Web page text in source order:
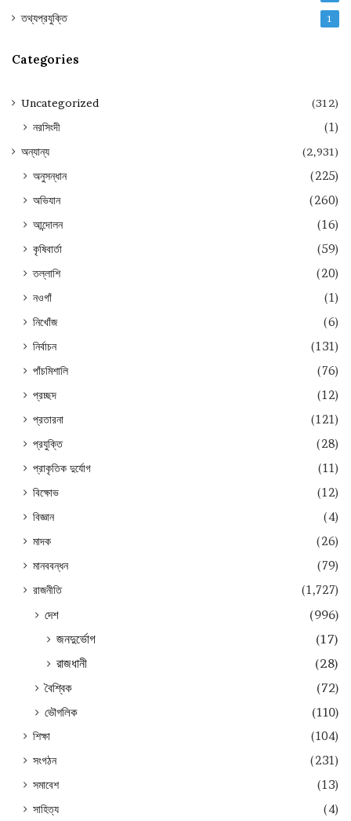
তথ্যপ্রযুক্তি 1
Categories
Uncategorized (312)
নরসিংদী (1)
অন্যান্য (2,931)
অনুসন্ধান
(225)
অভিযান
(260)
আন্দোলন
(16)
কৃষিবার্তা
(59)
তল্লাশি
(20)
নওগাঁ
(1)
নিখোঁজ
(6)
নির্বাচন
(131)
পাঁচমিশালি
(76)
প্রচ্ছদ
(12)
প্রতারনা
(121)
প্রযুক্তি
(28)
প্রাকৃতিক দুর্যোগ
(11)
বিক্ষোভ
(12)
বিজ্ঞান
(4)
মাদক
(26)
মানববন্ধন
(79)
রাজনীতি
(1,727)
দেশ
(996)
জনদুর্ভোগ
(17)
রাজধানী
(28)
বৈশ্বিক
(72)
ভৌগলিক
(110)
শিক্ষা
(104)
সংগঠন
(231)
সমাবেশ
(13)
সাহিত্য
(4)